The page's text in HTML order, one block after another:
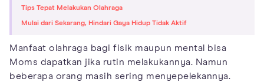
Tips Tepat Melakukan Olahraga
Mulai dari Sekarang, Hindari Gaya Hidup Tidak Aktif
Manfaat olahraga bagi fisik maupun mental bisa
Moms dapatkan jika rutin melakukannya. Namun
beberapa orang masih sering menyepelekannya.